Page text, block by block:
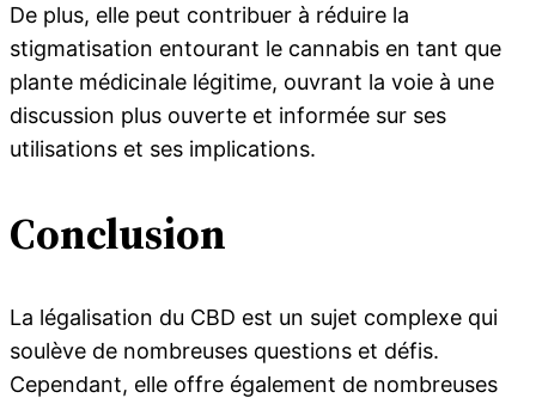
De plus, elle peut contribuer à réduire la
stigmatisation entourant le cannabis en tant que
plante médicinale légitime, ouvrant la voie à une
discussion plus ouverte et informée sur ses
utilisations et ses implications.
Conclusion
La légalisation du CBD est un sujet complexe qui
soulève de nombreuses questions et défis.
Cependant, elle offre également de nombreuses